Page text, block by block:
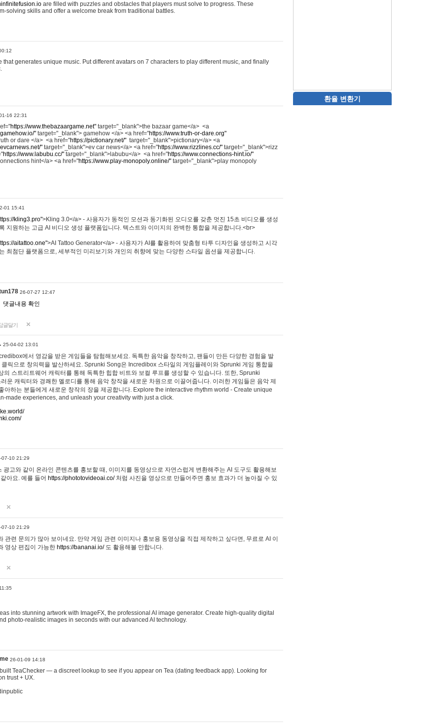
are filled with puzzles and obstacles that players must solve to progress. These
solving skills and offer a welcome break from traditional battles.
that generates unique music. Put different avatars on 7 characters to play different music, and finally
16 22:31
https://www.thebazaargame.net" target="_blank">the bazaar game</a> <a
" target="_blank"> gamehow </a> <a href="https://www.truth-or-dare.org"
or dare </a> <a href="https://pictionary.net/" target="_blank">pictionary</a> <a
" target="_blank">ev car news</a> <a href="https://www.rizzlines.cc/" target="_blank">rizz
https://www.labubu.cc/" target="_blank">labubu</a> <a href="https://www.connections-hint.io/"
hint</a> <a href="https://www.play-monopoly.online/" target="_blank">play monopoly
01 15:41
kling3.pro">Kling 3.0</a> - 사용자가 동적인 모션과 동기화된 오디오를 갖춘 멋진 15초 비디오를 생성
지원하는 고급 AI 비디오 생성 플랫폼입니다. 텍스트와 이미지의 완벽한 통합을 제공합니다.<br>
aitattoo.one">AI Tattoo Generator</a> - 사용자가 AI를 활용하여 맞춤형 타투 디자인을 생성하고 시각
최첨단 플랫폼으로, 세부적인 미리보기와 개인의 취향에 맞는 다양한 스타일 옵션을 제공합니다.
26-07-27 12:47
댓글내용 확인
글달기
25-04-02 13:01
에서 영감을 받은 게임들을 탐험해보세요. 독특한 음악을 창작하고, 팬들이 만든 다양한 경험을 발
클릭으로 창의력을 발산하세요. Sprunki Song은 Incredibox 스타일의 게임플레이와 Sprunki 게임 통합을
의 스트리트웨어 캐릭터를 통해 독특한 힙합 비트와 보컬 루프를 생성할 수 있습니다. 또한, Sprunki
운 캐릭터와 경쾌한 멜로디를 통해 음악 창작을 새로운 차원으로 이끌어줍니다. 이러한 게임들은 음악 제
아하는 분들에게 새로운 창작의 장을 제공합니다. Explore the interactive rhythm world - Create unique
made experiences, and unleash your creativity with just a click.
07-10 21:29
광고와 같이 온라인 콘텐츠를 홍보할 때, 이미지를 동영상으로 자연스럽게 변환해주는 AI 도구도 활용해보
아요. 예를 들어 https://phototovideoai.co/처럼 사진을 영상으로 만들어주면 홍보 효과가 더 높아질 수 있
07-10 21:29
관련 문의가 많아 보이네요. 만약 게임 관련 이미지나 홍보용 동영상을 직접 제작하고 싶다면, 무료로 AI 이
영상 편집이 가능한 https://bananai.io/도 활용해볼 만합니다.
into stunning artwork with ImageFX, the professional AI image generator. Create high-quality digital
photo-realistic images in seconds with our advanced AI technology.
26-01-09 14:18
TeaChecker — a discreet lookup to see if you appear on Tea (dating feedback app). Looking for
trust + UX.
환율 변환기